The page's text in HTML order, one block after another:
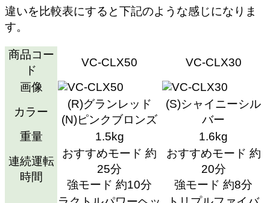
違いを比較表にすると下記のような感じになりま
す。
商品コー
ド
VC-CLX50 VC-CLX30
画像
カラー
(R)グランレッド
(N)ピンクブロンズ
(S)シャイニーシル
バー
重量
1.5kg
1.6kg
連続運転
時間
おすすめモード 約
25分
強モード 約10分
おすすめモード 約
20分
強モード 約8分